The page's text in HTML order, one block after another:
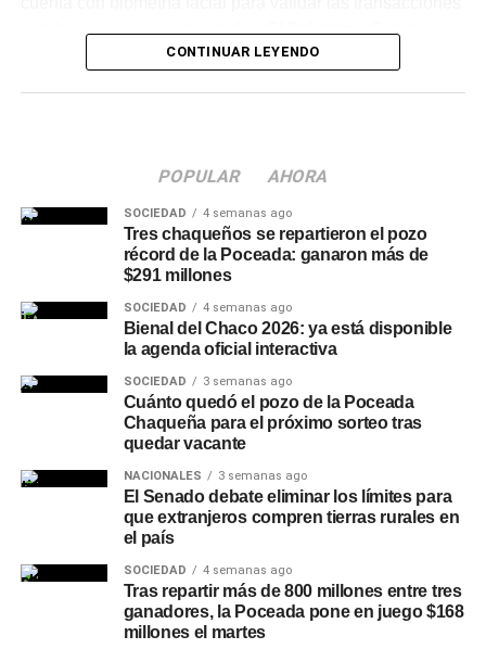
solicita a sus clientes compartir su clave PIN, clave
Token o credenciales de homebanking,ni realizar
simulaciones de préstamos por fuera de sus canales
permite acceder a hasta $15.000.000, según la
Quiénes pueden acceder al
beneficio
La línea está habilitada para pasivos provinciales,
personal activo de la Administración Pública Provincial,
empresas del Estado, ECOM, SAMEEP, SECHEEP y
municipalidades, así comopara empleados de
empresas privadas que acrediten sus haberes en
Los trabajadores de empresas privadas,
comercios o pymes que aún no cobran su sueldo en el
acceder a préstamos personales, la tarjeta Tuya, la
cuenta remunerada y otras opciones de inversión.
Otras líneas disponibles en
NBCH24
CONTINUAR LEYENDO
POPULAR AHORA
SOCIEDAD 4 semanas ago
Tres chaqueños se repartieron el pozo
récord de la Poceada: ganaron más de
$291 millones
SOCIEDAD 4 semanas ago
Bienal del Chaco 2026: ya está disponible
la agenda oficial interactiva
SOCIEDAD 3 semanas ago
Cuánto quedó el pozo de la Poceada
Chaqueña para el próximo sorteo tras
quedar vacante
NACIONALES 3 semanas ago
El Senado debate eliminar los límites para
que extranjeros compren tierras rurales en
el país
SOCIEDAD 4 semanas ago
Tras repartir más de 800 millones entre tres
ganadores, la Poceada pone en juego $168
millones el martes